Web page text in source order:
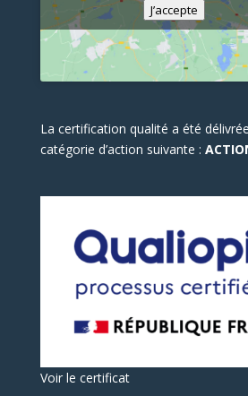
J’accepte
La certification qualité a été
catégorie d’action suivante :
Voir le certificat